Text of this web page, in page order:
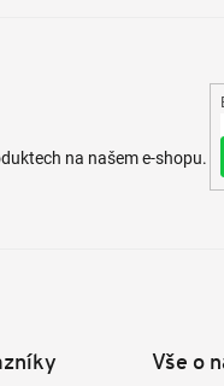
na našem e-shopu.
Vše o